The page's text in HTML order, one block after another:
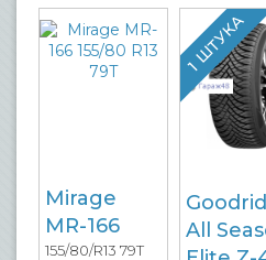
Mirage
MR-166
155/80/R13 79T
1 ШТУКА
All